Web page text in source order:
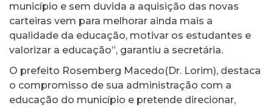
município e sem duvida a aquisição das novas
carteiras vem para melhorar ainda mais a
qualidade da educação, motivar os estudantes e
valorizar a educação”, garantiu a secretária.
O prefeito Rosemberg Macedo(Dr. Lorim), destaca
o compromisso de sua administração com a
educação do município e pretende direcionar,